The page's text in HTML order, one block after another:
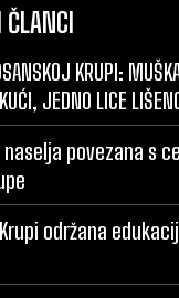
ČLANCI
KRUPI:
JEDNO LICE
povezana s
održana